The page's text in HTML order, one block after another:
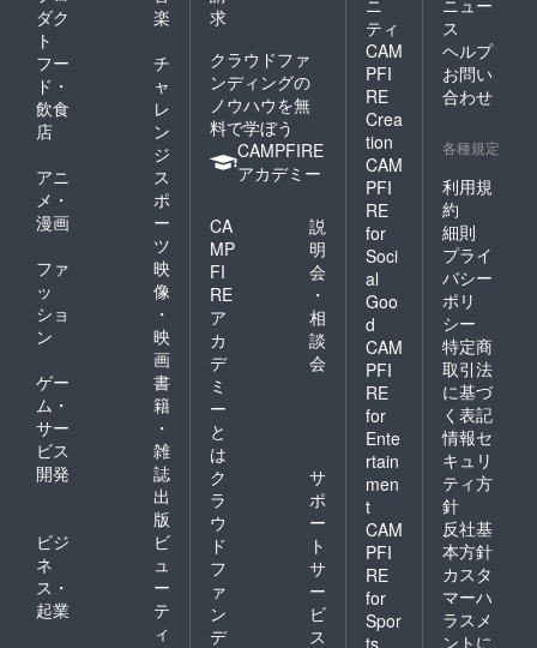
ダク
ト
楽
フー
ド・
飲食
店
チ
ャ
レ
ン
ジ
アニ
メ・
漫画
ス
ポ
ー
ツ
ファ
ッ
ショ
ン
映
像
・
映
画
ゲー
ム・
サー
ビス
開発
書
籍
・
雑
誌
出
版
ビジ
ネ
ス・
起業
ビ
ュ
ー
テ
ィ
求
クラウドファ
ンディングの
ノウハウを無
料で学ぼう
CAMPFIRE
アカデミー
CA
MP
FI
RE
ア
カ
デ
ミ
ー
と
は
説
明
会
・
相
談
会
ク
ラ
ウ
ド
フ
ァ
ン
デ
サ
ポ
ー
ト
サ
ー
ビ
ス
ニ
ティ
CAM
PFI
RE
Crea
tion
CAM
PFI
RE
for
Soci
al
Goo
d
CAM
PFI
RE
for
Ente
rtain
men
t
CAM
PFI
RE
for
Spor
ニュー
ス
ヘルプ
お問い
合わせ
各種規定
利用規
約
細則
プライ
バシー
ポリ
シー
特定商
取引法
に基づ
く表記
情報セ
キュリ
ティ方
針
反社基
本方針
カスタ
マーハ
ラスメ
ントに